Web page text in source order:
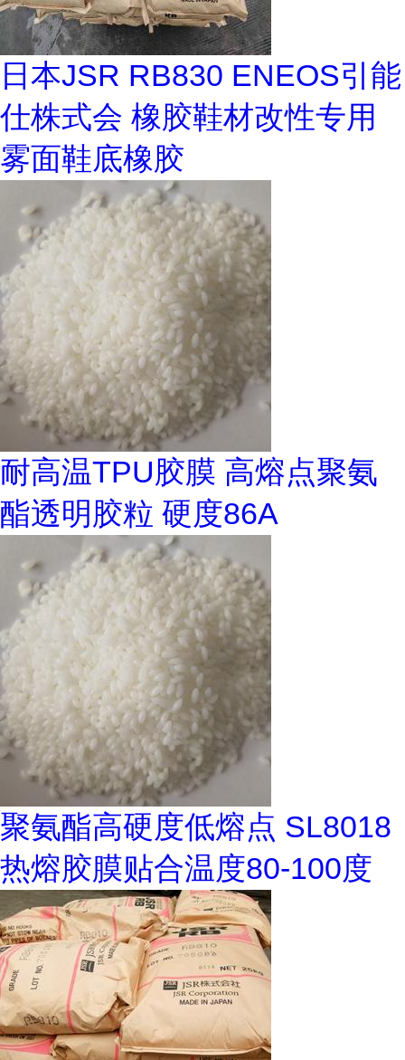
日本JSR RB830 ENEOS引能
仕株式会 橡胶鞋材改性专用
雾面鞋底橡胶
耐高温TPU胶膜 高熔点聚氨
酯透明胶粒 硬度86A
聚氨酯高硬度低熔点 SL8018
热熔胶膜贴合温度80-100度